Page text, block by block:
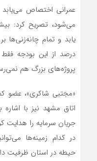
می‌شود، تصریح کرد:
درصد از این بودجه
پروژه‌های بزرگ هم
«مجتبی شاکری»، عضو
اتاق مشهد نیز با
جریان سرمایه را هدایت
در کدام زمینه‌ها
حیطه در استان ظرفیت